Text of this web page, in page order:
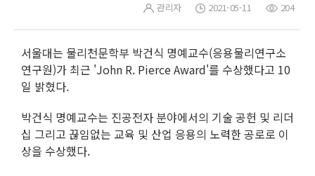
관리자 2021-05-11 204
서울대는 물리천문학부 박건식 명예교수(응용물리연구소
연구원)가 최근 'John R. Pierce Award'를 수상했다고 10
일 밝혔다.
박건식 명예교수는 진공전자 분야에서의 기술 공헌 및 리더
십 그리고 끊임없는 교육 및 산업 응용의 노력한 공로로 이
상을 수상했다.